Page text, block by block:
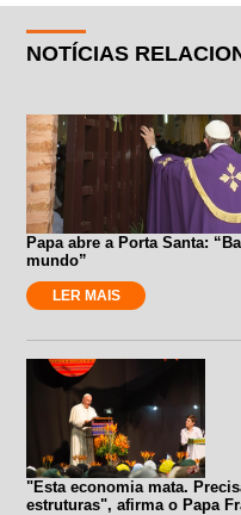
NOTÍCIAS
Papa abre a Porta Santa:
mundo”
LER MAIS
"Esta economia mata.
estruturas", afirma o Papa